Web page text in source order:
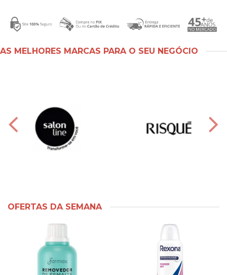
AS MELHORES MARCAS PARA O SEU NEGÓCIO
OFERTAS DA SEMANA